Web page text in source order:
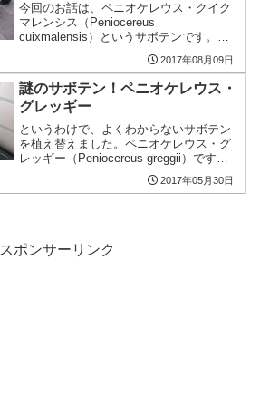
今回のお話は、ペニオケレウス・クイク
マレンシス（Peniocereus
cuixmalensis）というサボテンです。※
ラテン語でcuixmalensisがどう読むのか
難しいところですが、とりあえずクイク
マレンシスでいきます。2個目の「ク」...
2017年08月09日
謎のサボテン！ペニオケレウス・
グレッギー
というわけで、よくわからないサボテン
を植え替えました。ペニオケレウス・グ
レッギー（Peniocereus greggii）です。
和名は大和魂、またの名をアリゾナの夜
の女王 ’Arizona Queen of the Night’。学
2017年05月30日
スポンサーリンク